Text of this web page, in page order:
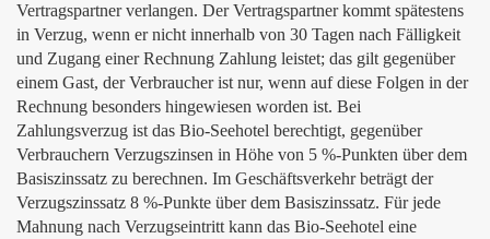
Vertragspartner verlangen. Der Vertragspartner kommt spätestens
in Verzug, wenn er nicht innerhalb von 30 Tagen nach Fälligkeit
und Zugang einer Rechnung Zahlung leistet; das gilt gegenüber
einem Gast, der Verbraucher ist nur, wenn auf diese Folgen in der
Rechnung besonders hingewiesen worden ist. Bei
Zahlungsverzug ist das Bio-Seehotel berechtigt, gegenüber
Verbrauchern Verzugszinsen in Höhe von 5 %-Punkten über dem
Basiszinssatz zu berechnen. Im Geschäftsverkehr beträgt der
Verzugszinssatz 8 %-Punkte über dem Basiszinssatz. Für jede
Mahnung nach Verzugseintritt kann das Bio-Seehotel eine